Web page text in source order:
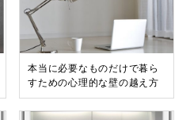
本当に必要なものだけで暮ら
すための心理的な壁の越え方